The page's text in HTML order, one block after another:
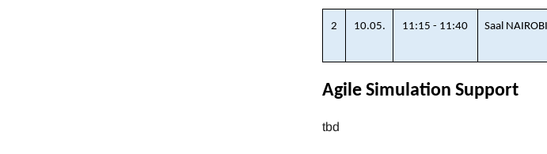
2 10.05. 11:15 - 11:40 Saal NAIROBI
Agile Simulation Support
tbd